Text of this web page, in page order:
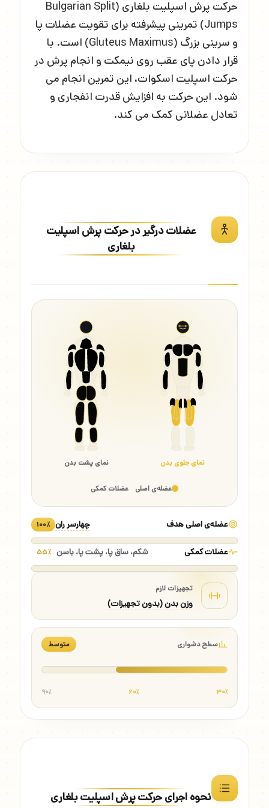
حرکت پرش اسپلیت بلغاری (Bulgarian Split
Jumps) تمرینی پیشرفته برای تقویت عضلات پا
و سرینی بزرگ (Gluteus Maximus) است. با
قرار دادن پای عقب روی نیمکت و انجام پرش در
حرکت اسپلیت اسکوات، این تمرین انجام می
شود. این حرکت به افزایش قدرت انفجاری و
تعادل عضلانی کمک می کند.
عضلات درگیر در حرکت پرش اسپلیت
بلغاری
نمای جلوی بدن نمای پشت بدن
عضله‌ی اصلی عضلات کمکی
عضله‌ی اصلی هدف چهارسر ران ۱۰۰٪
عضلات کمکی شکم، ساق پا، پشت پا، باسن ۵۵٪
تجهیزات لازم
وزن بدن (بدون تجهیزات)
سطح دشواری متوسط
۳۰٪ ۶۰٪ ۹۰٪
نحوه اجرای حرکت پرش اسپلیت بلغاری